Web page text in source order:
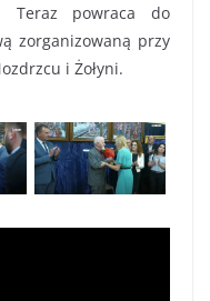
Teraz powraca do
zorganizowaną przy
i Żołyni.